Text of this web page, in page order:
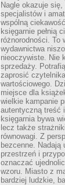
Nagle okazuje
specjalistów i
wspólną
księgarnie pełnią
różnorodności. To
wydawnictwa
nieoczywiste. Nie
sprzedaży.
zaprosić
wartościowego.
miejsce dla
wielkie kampanie
autentyczną treść
księgarnia bywa
lecz także
równowagi. Z
bezcenne. Nadają
przestrzeń i
oznaczać
wzoru. Miasto z
bardziej ludzkie,